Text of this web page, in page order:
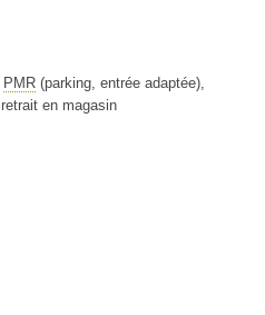
PMR (parking, entrée adaptée),
retrait en magasin